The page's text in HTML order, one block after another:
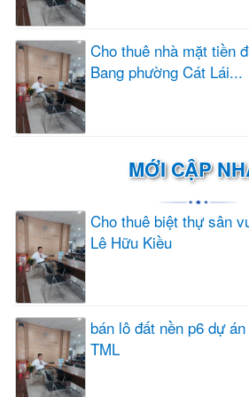
Cho thuê nhà mặt tiền
Bang phường Cát Lái...
MỚI CẬP
Cho thuê biệt thự sân
Lê Hữu Kiều
bán lô đất nền p6 dự
TML